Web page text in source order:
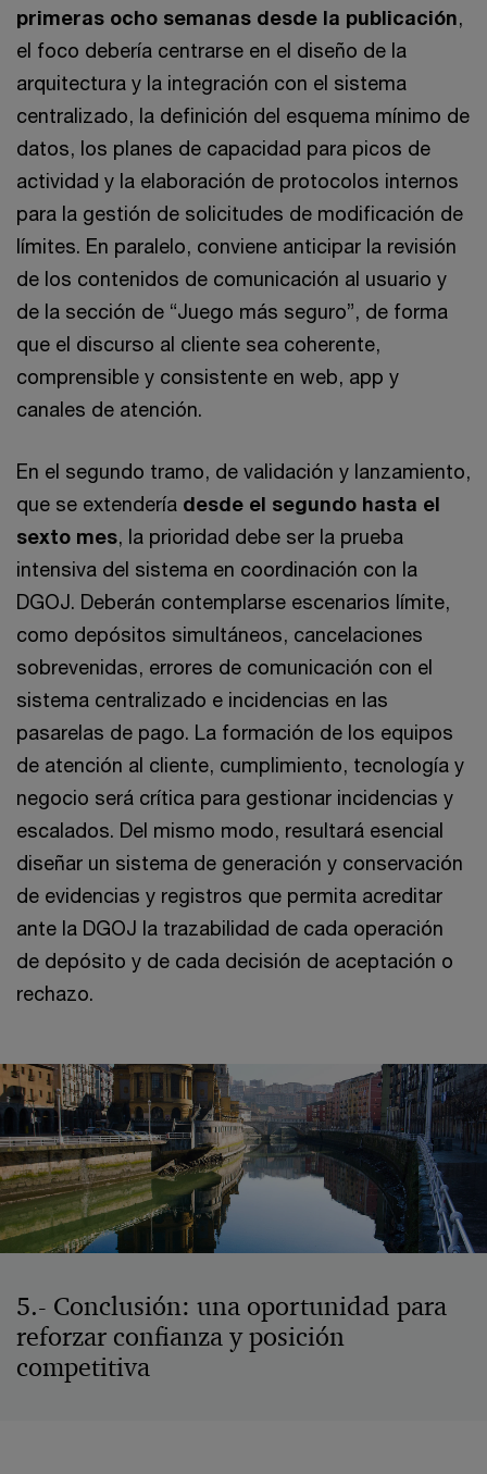
primeras ocho semanas desde la publicación,
el foco debería centrarse en el diseño de la
arquitectura y la integración con el sistema
centralizado, la definición del esquema mínimo de
datos, los planes de capacidad para picos de
actividad y la elaboración de protocolos internos
para la gestión de solicitudes de modificación de
límites. En paralelo, conviene anticipar la revisión
de los contenidos de comunicación al usuario y
de la sección de “Juego más seguro”, de forma
que el discurso al cliente sea coherente,
comprensible y consistente en web, app y
canales de atención.
En el segundo tramo, de validación y lanzamiento,
que se extendería desde el segundo hasta el
sexto mes, la prioridad debe ser la prueba
intensiva del sistema en coordinación con la
DGOJ. Deberán contemplarse escenarios límite,
como depósitos simultáneos, cancelaciones
sobrevenidas, errores de comunicación con el
sistema centralizado e incidencias en las
pasarelas de pago. La formación de los equipos
de atención al cliente, cumplimiento, tecnología y
negocio será crítica para gestionar incidencias y
escalados. Del mismo modo, resultará esencial
diseñar un sistema de generación y conservación
de evidencias y registros que permita acreditar
ante la DGOJ la trazabilidad de cada operación
de depósito y de cada decisión de aceptación o
rechazo.
5.- Conclusión: una oportunidad para
reforzar confianza y posición
competitiva